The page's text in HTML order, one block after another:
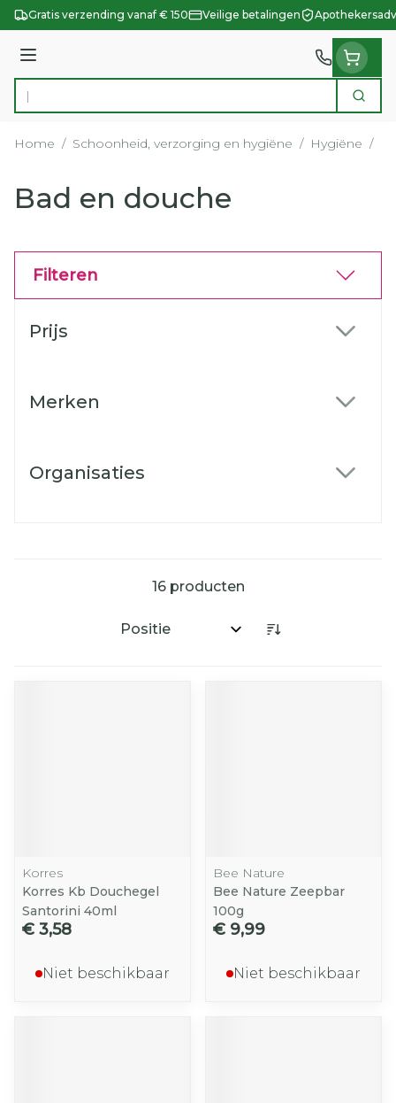
Ga naar de inhoud
Gratis verzending vanaf € 150 Veilige betalingen
Menu
Product, merk, categorie... Zoek
Home / Schoonheid, verzorging en hygiëne / Hygiëne /
Bad en douche
Filteren
Prijs
Merken
Organisaties
16producten
Sorteer op:
Korres
Korres Kb Douchegel
Santorini 40ml
€ 3,58
Niet beschikbaar
Bee Nature
Bee Nature Zeepbar
100g
€ 9,99
Niet beschikbaar